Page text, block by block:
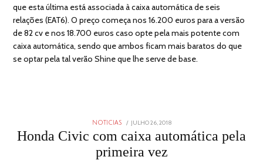
que esta última está associada à caixa automática de seis
relações (EAT6). O preço começa nos 16.200 euros para a versão
de 82 cv e nos 18.700 euros caso opte pela mais potente com
caixa automática, sendo que ambos ficam mais baratos do que
se optar pela tal verão Shine que lhe serve de base.
NOTICIAS
POSTED
ON
JULHO 26, 2018
2018
Honda Civic com caixa automática pela
primeira vez